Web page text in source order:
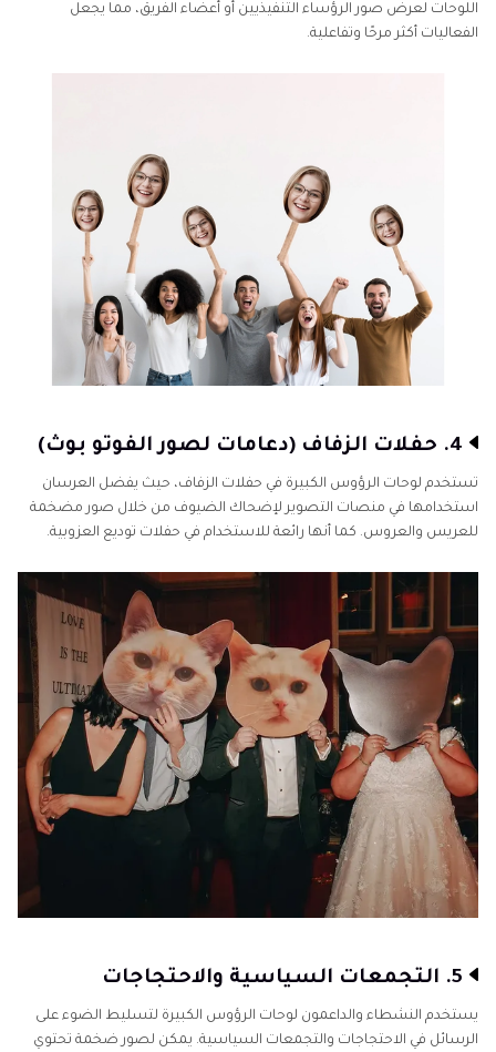
اللوحات لعرض صور الرؤساء التنفيذيين أو أعضاء الفريق، مما يجعل
الفعاليات أكثر مرحًا وتفاعلية.
4. حفلات الزفاف (دعامات لصور الفوتو بوث)
تستخدم لوحات الرؤوس الكبيرة في حفلات الزفاف، حيث يفضل العرسان
استخدامها في منصات التصوير لإضحاك الضيوف من خلال صور مضخمة
للعريس والعروس. كما أنها رائعة للاستخدام في حفلات توديع العزوبية.
5. التجمعات السياسية والاحتجاجات
يستخدم النشطاء والداعمون لوحات الرؤوس الكبيرة لتسليط الضوء على
الرسائل في الاحتجاجات والتجمعات السياسية. يمكن لصور ضخمة تحتوي